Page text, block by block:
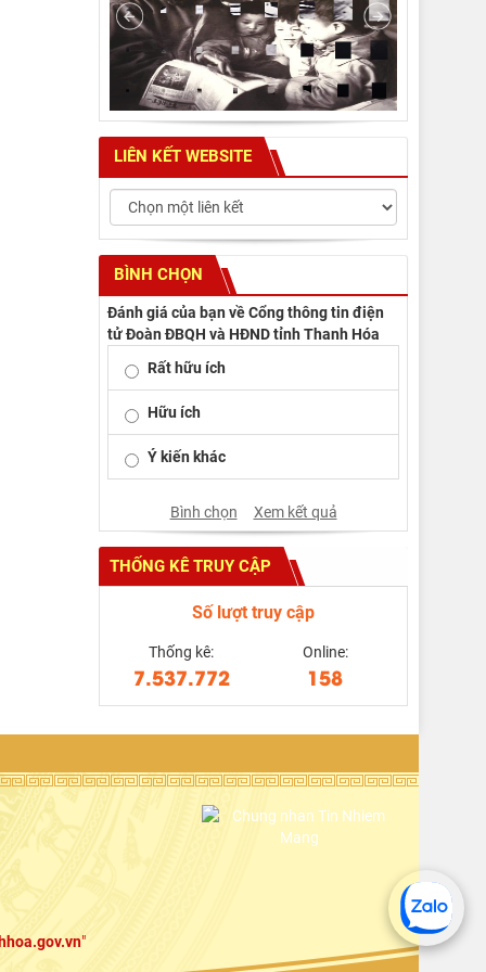
LIÊN KẾT WEBSITE
BÌNH CHỌN
Đánh giá của bạn về Cổng thông tin điện
tử Đoàn ĐBQH và HĐND tỉnh Thanh Hóa
Rất hữu ích
Hữu ích
Ý kiến khác
Bình chọn Xem kết quả
THỐNG KÊ TRUY CẬP
Số lượt truy cập
Thống kê:
7.537.772
Online:
158
"